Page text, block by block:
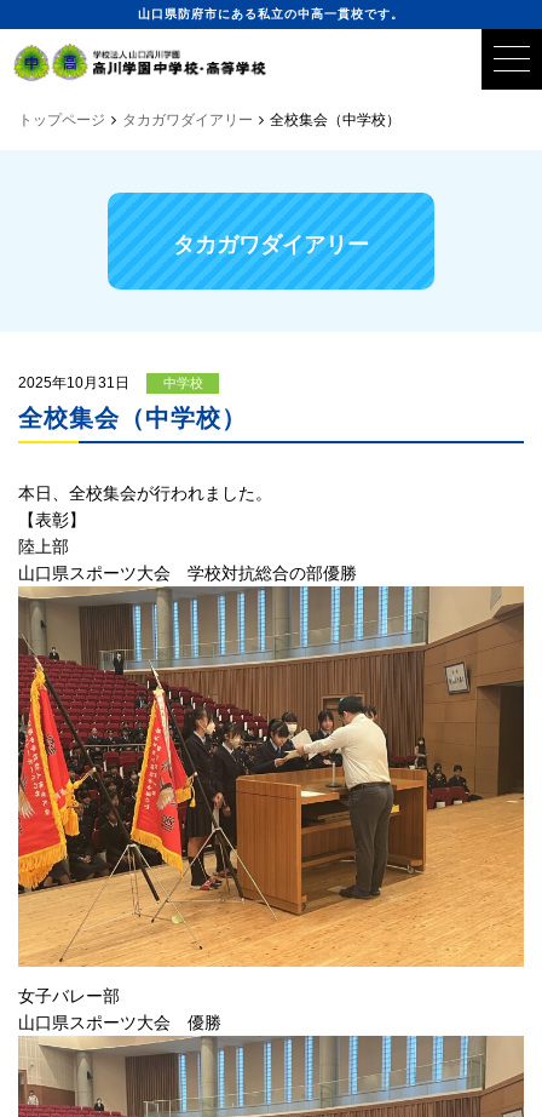
山口県防府市にある私立の中高一貫校です。
トップページ タカガワダイアリー 全校集会（中学校）
タカガワダイアリー
2025年10月31日 中学校
全校集会（中学校）
本日、全校集会が行われました。
【表彰】
陸上部
山口県スポーツ大会 学校対抗総合の部優勝
女子バレー部
山口県スポーツ大会 優勝